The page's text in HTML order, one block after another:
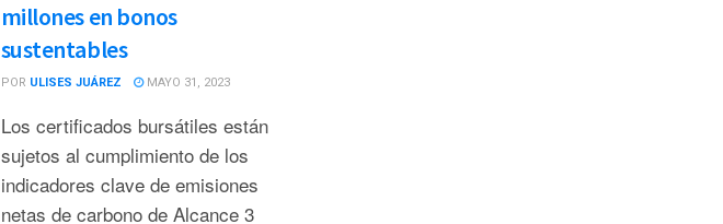
millones en bonos
sustentables
POR ULISES JUÁREZ MAYO 31, 2023
Los certificados bursátiles están
sujetos al cumplimiento de los
indicadores clave de emisiones
netas de carbono de Alcance 3